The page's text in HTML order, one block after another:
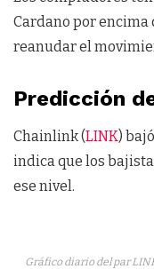
Cardano por encima
reanudar el
Predicción
Chainlink (LINK)
indica que los
ese nivel.
Gráfico diario del par